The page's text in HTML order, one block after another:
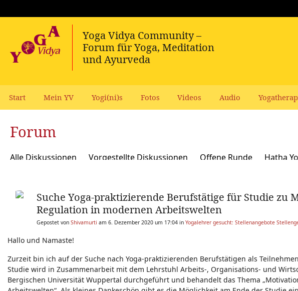
Start Mein YV Yogi(ni)s Fotos Videos Audio
Forum
Alle Diskussionen Vorgestellte Diskussionen Offene Runde Hatha
Yoga Psychologie und Psychologische Yogatherapie
Ausbildungen und
Ökologie, polit Engagement, soziale Verantwortung
Neuigkeiten - Feedback - Anregungen zum Yoga-Forum
Suche Yoga-praktizierende Berufstätige für Studie zu
Regulation in modernen Arbeitswelten
Gepostet von Shivamurti am 6. Dezember 2020 um 17:04 in Yogalehrer gesucht: Stellenangebote
Hallo und Namaste!
Zurzeit bin ich auf der Suche nach Yoga-praktizierenden Berufstätigen als
Studie wird in Zusammenarbeit mit dem Lehrstuhl Arbeits-, Organisations- und
Bergischen Universität Wuppertal durchgeführt und behandelt das Thema